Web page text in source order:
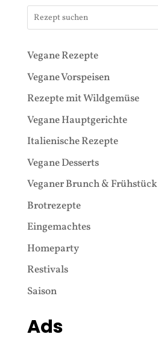
Vegane Rezepte
Vegane Vorspeisen
Rezepte mit Wildgemüse
Vegane Hauptgerichte
Italienische Rezepte
Vegane Desserts
Veganer Brunch & Frühstück
Brotrezepte
Eingemachtes
Homeparty
Restivals
Saison
Ads